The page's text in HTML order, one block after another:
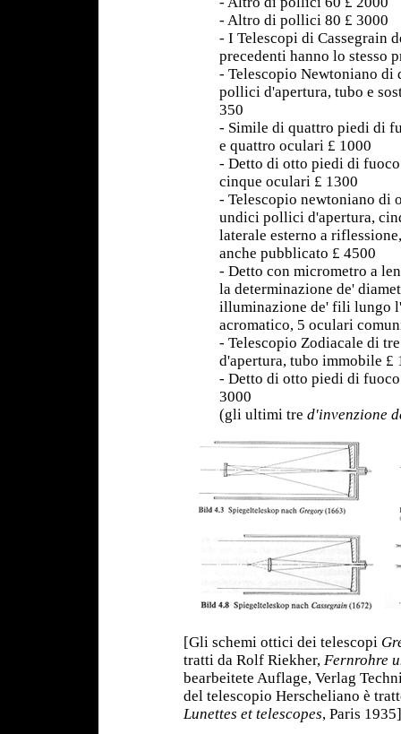
- Altro di pollici 80 £ 3000
- I Telescopi di Cassegrain
precedenti hanno lo stesso
- Telescopio Newtoniano di
pollici d'apertura, tubo e
350
- Simile di quattro piedi di
e quattro oculari £ 1000
- Detto di otto piedi di
cinque oculari £ 1300
- Telescopio newtoniano di
undici pollici d'apertura,
laterale esterno a
anche pubblicato £ 4500
- Detto con micrometro a
la determinazione de'
illuminazione de' fili lungo
acromatico, 5 oculari
- Telescopio Zodiacale di
d'apertura, tubo immobile £
- Detto di otto piedi di
3000
(gli ultimi tre d'invenzione
[Gli schemi ottici dei telescopi
tratti da Rolf Riekher, Fernrohre
bearbeitete Auflage, Verlag
del telescopio Herscheliano è
Lunettes et telescopes, Paris